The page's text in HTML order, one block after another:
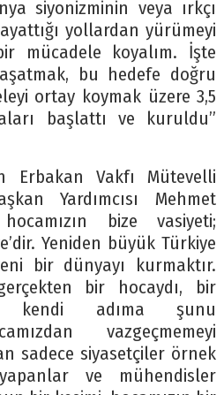
siyonizminin veya ırkçı
yollardan yürümeyi
mücadele koyalım. İşte
bu hedefe doğru
ortay koymak üzere 3,5
başlattı ve kuruldu”
Erbakan Vakfı Mütevelli
Yardımcısı Mehmet
bize vasiyeti;
Yeniden büyük Türkiye
bir dünyayı kurmaktır.
bir hocaydı, bir
kendi adıma şunu
vazgeçmemeyi
sadece siyasetçiler örnek
ve mühendisler